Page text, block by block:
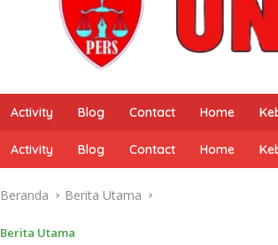
Activity Blog Contact Home
Activity Blog Contact Home
Beranda Berita Utama
Berita Utama